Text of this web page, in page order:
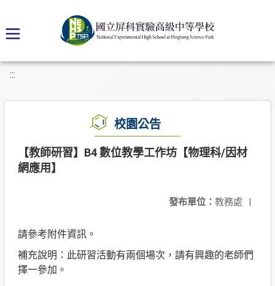
:::
校園公告
【教師研習】B4 數位教學工作坊【物理科/因材
網應用】
發布單位： 教務處 |
請參考附件資訊。
補充說明：此研習活動有兩個場次，請有興趣的老師們
擇一參加。